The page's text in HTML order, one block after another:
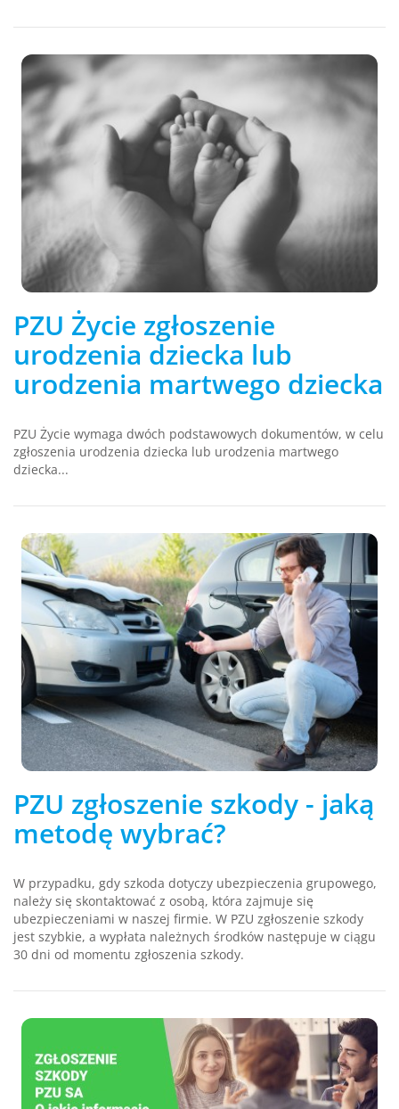
PZU Życie zgłoszenie
urodzenia dziecka lub
urodzenia martwego dziecka
PZU Życie wymaga dwóch podstawowych dokumentów, w celu
zgłoszenia urodzenia dziecka lub urodzenia martwego
dziecka...
PZU zgłoszenie szkody - jaką
metodę wybrać?
W przypadku, gdy szkoda dotyczy ubezpieczenia grupowego,
należy się skontaktować z osobą, która zajmuje się
ubezpieczeniami w naszej firmie. W PZU zgłoszenie szkody
jest szybkie, a wypłata należnych środków następuje w ciągu
30 dni od momentu zgłoszenia szkody.